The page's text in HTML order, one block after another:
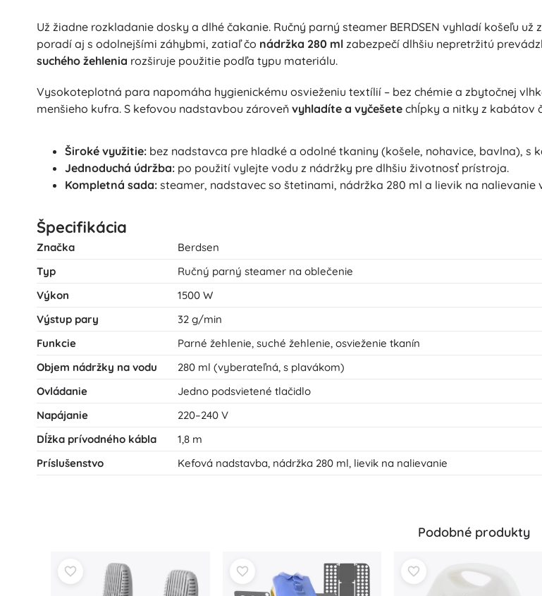
Už žiadne rozkladanie dosky a dlhé čakanie. Ručný parný steamer BERDSEN vyhladí košeľu už
poradí aj s odolnejšími záhybmi, zatiaľ čo nádržka 280 ml zabezpečí dlhšiu nepretržitú
suchého žehlenia rozširuje použitie podľa typu materiálu.
Vysokoteplotná para napomáha hygienickému osvieženiu textílií – bez chémie a zbytočnej
menšieho kufra. S kefovou nadstavbou zároveň vyhladíte a vyčešete chĺpky a nitky z kabátov
Široké využitie: bez nadstavca pre hladké a odolné tkaniny (košele, nohavice, bavlna),
Jednoduchá údržba: po použití vylejte vodu z nádržky pre dlhšiu životnosť prístroja.
Kompletná sada: steamer, nadstavec so štetinami, nádržka 280 ml a lievik na nalievanie
Špecifikácia
Značka
Berdsen
Typ
Ručný parný steamer na oblečenie
Výkon
1500 W
Výstup pary
32 g/min
Funkcie
Parné žehlenie, suché žehlenie, osvieženie tkanín
Objem nádržky na vodu
280 ml (vyberateľná, s plavákom)
Ovládanie
Jedno podsvietené tlačidlo
Napájanie
220–240 V
Dĺžka prívodného kábla
1,8 m
Príslušenstvo
Kefová nadstavba, nádržka 280 ml, lievik na nalievanie
Podobné produkty